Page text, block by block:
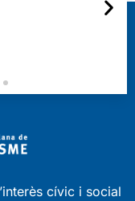
cívic i social